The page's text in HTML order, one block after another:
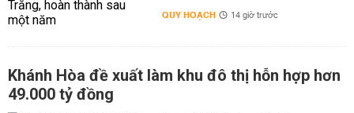
QUY HOẠCH 14 giờ trước
Khánh Hòa đề xuất làm khu đô thị hỗn hợp hơn
49.000 tỷ đồng